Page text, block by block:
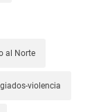
al Norte
violencia